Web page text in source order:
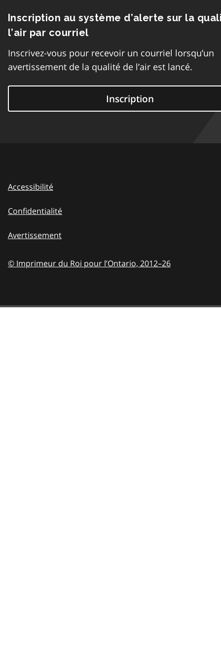
Inscription au système d’alerte sur la
l’air par courriel
Inscrivez-vous pour recevoir un courriel lorsqu’un
avertissement de la qualité de l’air est lancé.
Inscription
Accessibilité
Confidentialité
Avertissement
© Imprimeur du Roi pour l’Ontario, 2012–26